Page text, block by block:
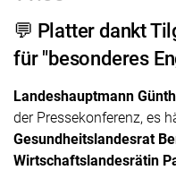
💬 Platter dankt
für "besonderes
Landeshauptmann
der Pressekonferenz, es
Gesundheitslandesrat
Wirtschaftslandesrätin